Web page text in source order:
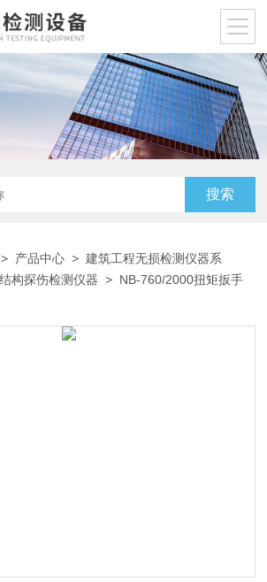
> 产品中心 >建筑工程无损检测仪器系
构探伤检测仪器 > NB-760/2000扭矩扳手